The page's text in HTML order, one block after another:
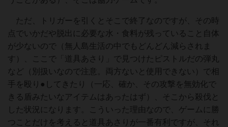
ただ、トリガーを引くとそこで終了なのですが、その時
点でいかだや脱出に必要な水・食料が残っていること自体
が少ないので（無人島生活の中でもどんどん減らされま
す）、ここで「道具あさり」で見つけたピストルだの弾丸
など（別扱いなので注意。両方ないと使用できない）で相
手を殴り●してきたり（一応、確か、その攻撃を無効化で
きる盾みたいなアイテムはあったはず）、そこから殺伐と
した状況になります。こういった理由なので、ゲームに勝
つことだけを考えると道具あさりが一番有利ですが、それ